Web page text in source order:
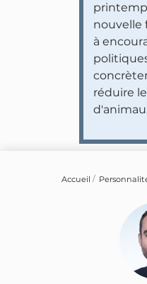
nouvelle
à
réduire
Accueil